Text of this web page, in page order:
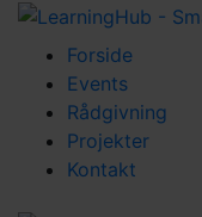
Forside
Events
Rådgivning
Projekter
Kontakt